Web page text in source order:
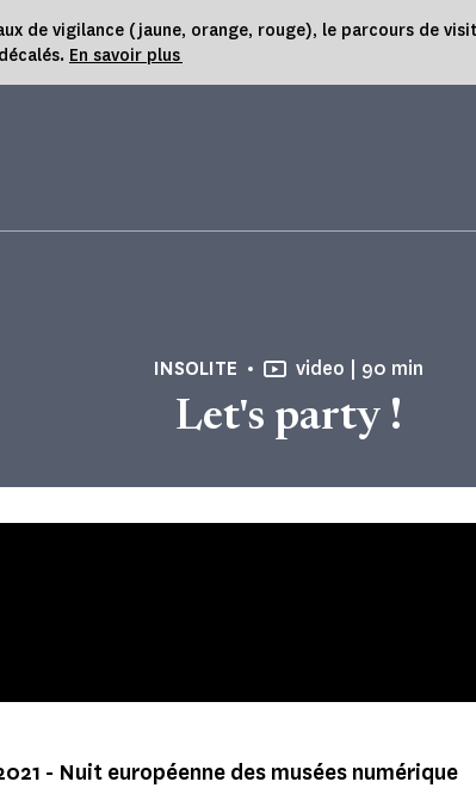
de vigilance (jaune, orange, rouge), le parcours
En savoir plus
INSOLITE video | Temps de
90 min
Let's party !
- Nuit européenne des musées numérique